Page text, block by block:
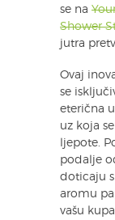
se na
Shower
jutra
Ovaj
se
eterična
uz koja
ljepote.
podalje
doticaju
aromu
vašu